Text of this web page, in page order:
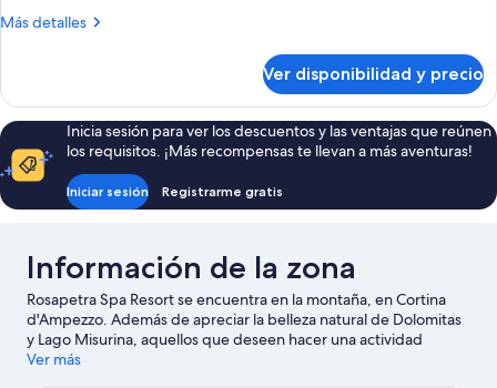
by
Más detalles
Más
with
Dolomites
view
by
Henge
Ver disponibilidad y precio
Inicia sesión para ver los descuentos y las ventajas que reúnen
los requisitos. ¡Más recompensas te llevan a más aventuras!
Iniciar sesión Registrarme gratis
Información de la zona
Rosapetra Spa Resort se encuentra en la montaña, en Cortina
d'Ampezzo. Además de apreciar la belleza natural de Dolomitas
y Lago Misurina, aquellos que deseen hacer una actividad
pueden ir a Estación de esquí de Cortina d'Ampezzo. También
Ver más